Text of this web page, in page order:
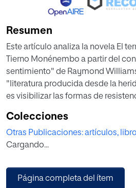
Resumen
Este artículo analiza la novela El
Tierno Monénembo a partir del
sentimiento" de Raymond
"literatura producida desde la
es visibilizar las formas de
Mundial, cuestionando la memoria
silenciado la participación de
como Addí Bâ. La obra es
denuncia del racismo estructural y
persistente en Francia, a través de
Colecciones
Otras Publicaciones: artículos,
Cargando...
Página completa del ítem